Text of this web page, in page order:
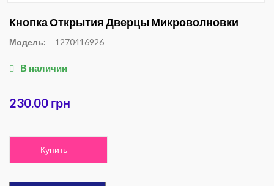
Кнопка Открытия Дверцы Микроволновки
Модель: 1270416926
В наличии
230.00 грн
Купить